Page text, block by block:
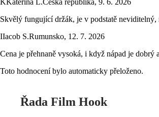
KKateřina L.Česká republika, 9. 6. 2026
Skvělý fungující držák, je v podstatě
IIacob S.Rumunsko, 12. 7. 2026
Cena je přehnaně vysoká, i když nápad je dobrý
Toto hodnocení bylo automaticky přeloženo.
Řada Film Hook